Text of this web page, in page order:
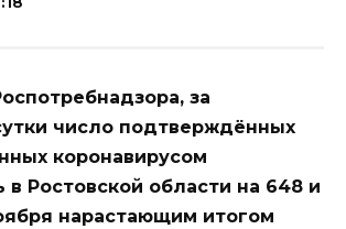
за
число подтверждённых
коронавирусом
в Ростовской области на 648 и
нарастающим итогом